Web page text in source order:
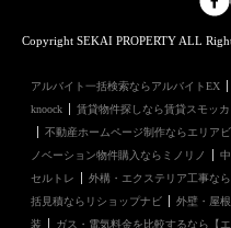
Copyright SEKAI PROPERTY ALL
アルバイト一括検索ならアルバイトEX
knoock
賃貸物件探しなら賃貸スモッカ
不動産ホームページ制作ならエリア
ノベーション物件購入ならミノリノ
セルトレ
外構・エクステリア工事な
括見積ならリショップナビ
外壁・屋
装
ガス・電気料金を比較するなら【エ